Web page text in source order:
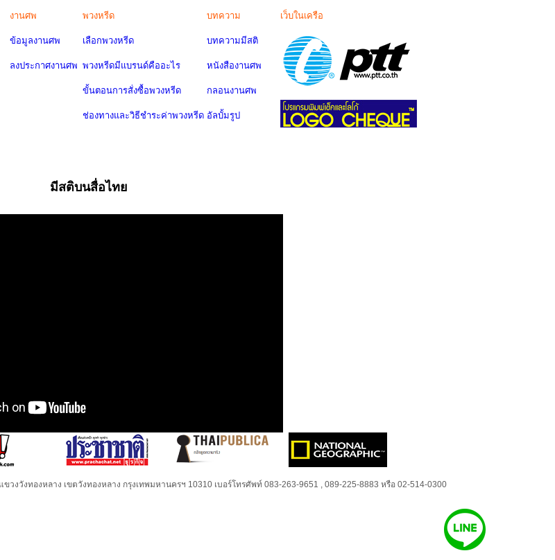
งานศพ
ข้อมูลงานศพ
ลงประกาศงานศพ
พวงหรีด
เลือกพวงหรีด
พวงหรีดมีแบรนด์คืออะไร
ขั้นตอนการสั่งซื้อพวงหรีด
ช่องทางและวิธีชำระค่าพวงหรีด
บทความ
บทความมีสติ
หนังสืองานศพ
กลอนงานศพ
อัลบั้มรูป
เว็บในเครือ
มีสติบนสื่อไทย
วงวังทองหลาง เขตวังทองหลาง กรุงเทพมหานครฯ 10310 เบอร์โทรศัพท์ 083-263-9651 , 089-225-8883 หรือ 02-514-0300